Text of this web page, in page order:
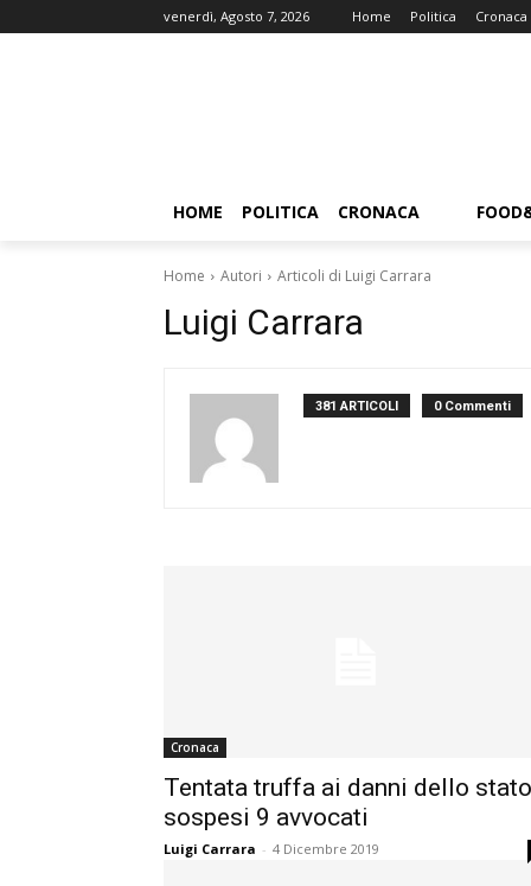
venerdì, Agosto 7, 2026 Home Politica Cronaca
HOME POLITICA CRONACA
Home Autori Articoli di Luigi Carrara
Luigi Carrara
381 ARTICOLI 0 Commenti
Cronaca
Tentata truffa ai danni dello
sospesi 9 avvocati
Luigi Carrara - 4 Dicembre 2019